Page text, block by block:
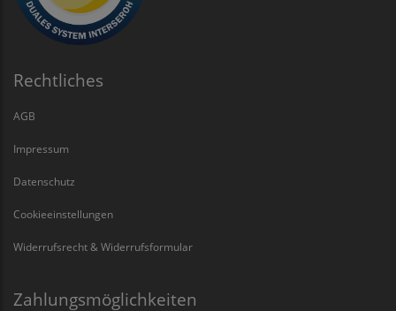
Rechtliches
AGB
Impressum
Datenschutz
Cookieeinstellungen
Widerrufsrecht & Widerrufsformular
Zahlungsmöglichkeiten